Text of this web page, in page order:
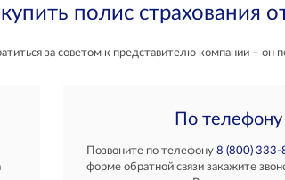
полис страхования
за советом к представителю компании –
По телефону
Позвоните по телефону 8 (800) 333-
форме обратной связи закажите